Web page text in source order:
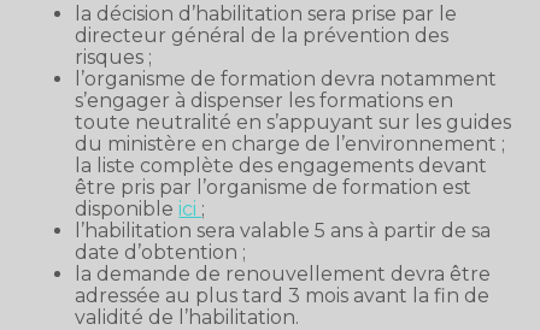
la décision d’habilitation sera prise par le
directeur général de la prévention des
risques ;
l’organisme de formation devra notamment
s’engager à dispenser les formations en
toute neutralité en s’appuyant sur les guides
du ministère en charge de l’environnement ;
la liste complète des engagements devant
être pris par l’organisme de formation est
disponibleici ;
l’habilitation sera valable 5 ans à partir de sa
date d’obtention ;
la demande de renouvellement devra être
adressée au plus tard 3 mois avant la fin de
validité de l’habilitation.